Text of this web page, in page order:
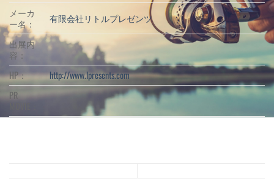
メーカ
ー名：
有限会社リトルプレゼンツ
出展内
容：
HP：
http://www.lpresents.com
PR